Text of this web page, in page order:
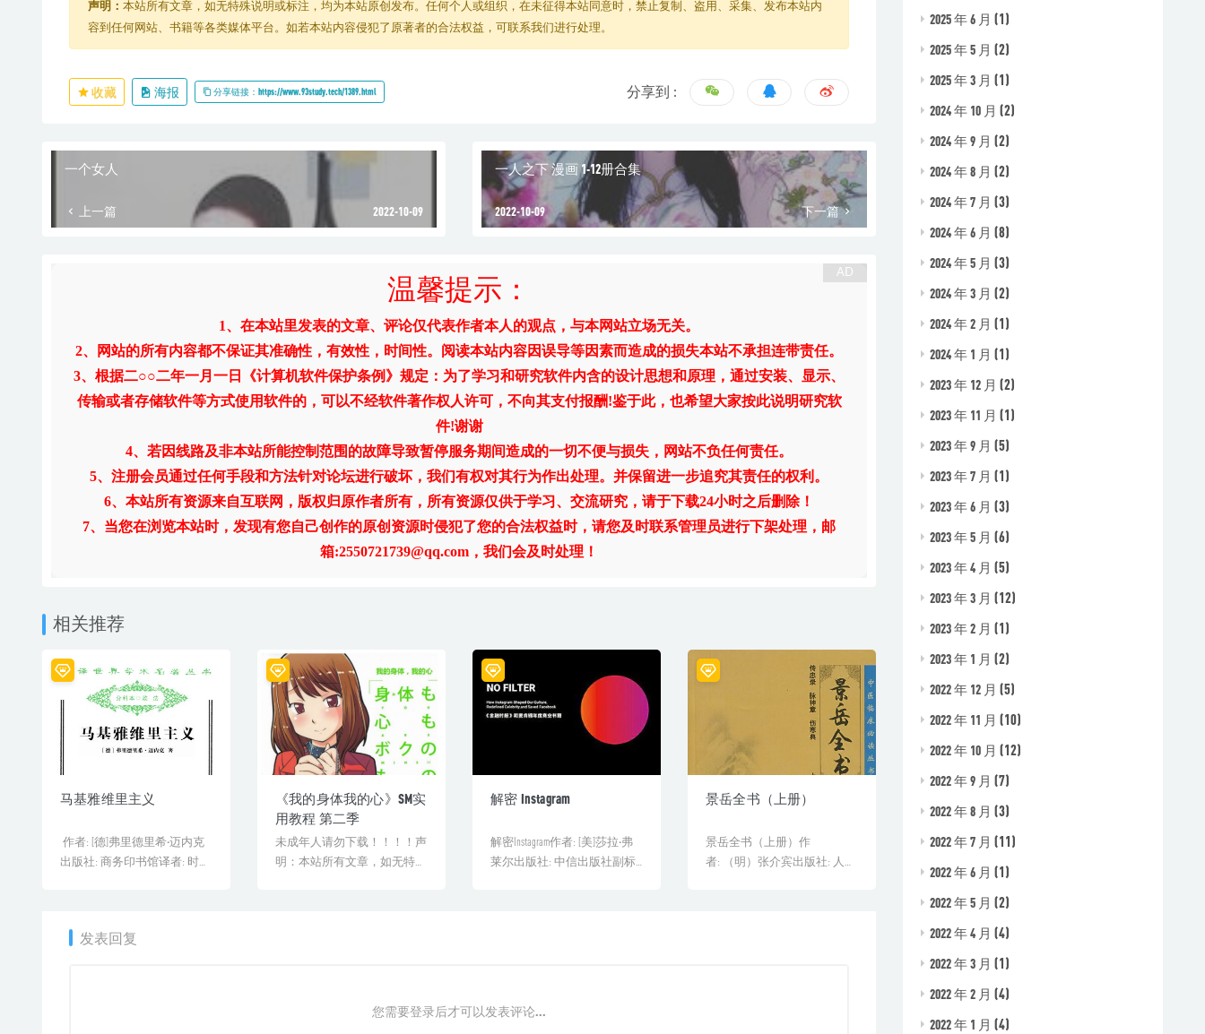
声明： 本站所有文章，如无特殊说明或标注，均为本站原创发布。任何个人或组织，在未征得本站同意时，禁止复制、盗用、采集、发布本站内
容到任何网站、书籍等各类媒体平台。如若本站内容侵犯了原著者的合法权益，可联系我们进行处理。
收藏 海报 分享链接：https://www.93study.tech/1389.html 分享到 :
一个女人
上一篇 2022-10-09
一人之下 漫画 1-12册合集
2022-10-09 下一篇
温馨提示：
1、在本站里发表的文章、评论仅代表作者本人的观点，与本网站立场无关。
2、网站的所有内容都不保证其准确性，有效性，时间性。阅读本站内容因误导等因素而造成的损失本站不承担连带责任。
3、根据二○○二年一月一日《计算机软件保护条例》规定：为了学习和研究软件内含的设计思想和原理，通过安装、显示、
传输或者存储软件等方式使用软件的，可以不经软件著作权人许可，不向其支付报酬!鉴于此，也希望大家按此说明研究软
件!谢谢
4、若因线路及非本站所能控制范围的故障导致暂停服务期间造成的一切不便与损失，网站不负任何责任。
5、注册会员通过任何手段和方法针对论坛进行破坏，我们有权对其行为作出处理。并保留进一步追究其责任的权利。
6、本站所有资源来自互联网，版权归原作者所有，所有资源仅供于学习、交流研究，请于下载24小时之后删除！
7、当您在浏览本站时，发现有您自己创作的原创资源时侵犯了您的合法权益时，请您及时联系管理员进行下架处理，邮
箱:2550721739@qq.com，我们会及时处理！
相关推荐
马基雅维里主义
作者: [德]弗里德里希·迈内克
出版社: 商务印书馆译者: 时殷
《我的身体我的心》SM实
用教程 第二季
未成年人请勿下载！！！！声
明：本站所有文章，如无特殊
解密 Instagram
解密Instagram作者: [美]莎拉·弗
莱尔出版社: 中信出版社副标
景岳全书（上册）
景岳全书（上册）作
者: （明）张介宾出版社: 人民
发表回复
您需要登录后才可以发表评论...
2025 年 6 月 (1)
2025 年 5 月 (2)
2025 年 3 月 (1)
2024 年 10 月 (2)
2024 年 9 月 (2)
2024 年 8 月 (2)
2024 年 7 月 (3)
2024 年 6 月 (8)
2024 年 5 月 (3)
2024 年 3 月 (2)
2024 年 2 月 (1)
2024 年 1 月 (1)
2023 年 12 月 (2)
2023 年 11 月 (1)
2023 年 9 月 (5)
2023 年 7 月 (1)
2023 年 6 月 (3)
2023 年 5 月 (6)
2023 年 4 月 (5)
2023 年 3 月 (12)
2023 年 2 月 (1)
2023 年 1 月 (2)
2022 年 12 月 (5)
2022 年 11 月 (10)
2022 年 10 月 (12)
2022 年 9 月 (7)
2022 年 8 月 (3)
2022 年 7 月 (11)
2022 年 6 月 (1)
2022 年 5 月 (2)
2022 年 4 月 (4)
2022 年 3 月 (1)
2022 年 2 月 (4)
2022 年 1 月 (4)